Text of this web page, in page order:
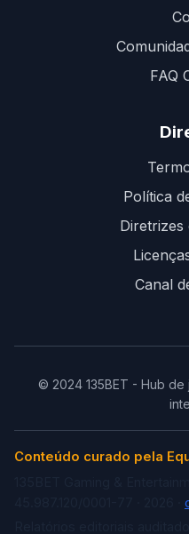
FAQ
Política
Diretrizes
Canal
© 2024 135BET - Hub
Conteúdo curado pela